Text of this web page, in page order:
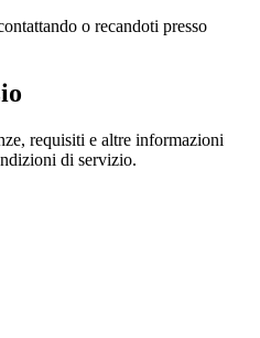
o recandoti presso
requisiti e altre informazioni
di servizio.